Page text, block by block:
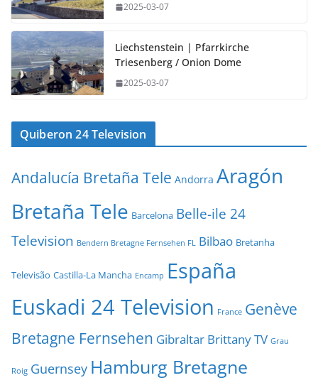
2025-03-07
Liechstenstein | Pfarrkirche
Triesenberg / Onion Dome
2025-03-07
Quiberon 24 Television
Andalucía Bretaña Tele Andorra Aragón
Bretaña Tele Barcelona Belle-ile 24
Television Bendern Bretagne Fernsehen FL Bilbao Bretanha
Televisão Castilla-La Mancha Encamp España
Euskadi 24 Television France Genève
Bretagne Fernsehen Gibraltar Brittany TV Grau
Roig Guernsey Hamburg Bretagne